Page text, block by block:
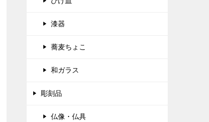
漆器
蕎麦ちょこ
和ガラス
彫刻品
仏像・仏具